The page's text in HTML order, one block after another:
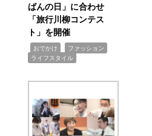
ばんの日」に合わせ
「旅行川柳コンテス
ト」を開催
おでかけ ファッション
ライフスタイル